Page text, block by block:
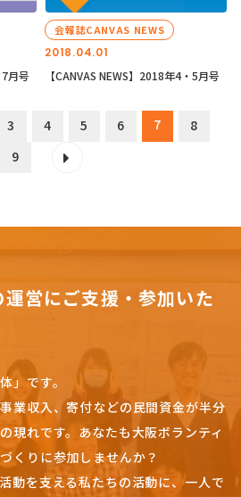
7月号
2018.04.01
会報誌CANVAS NEWS
【CANVAS NEWS】2018年4・5月号
3 4 5 6 7
8
9
運営にご支援・参加いた
」です。
業収入、寄付などの民間資金が半分
現れです。 あなたも大阪ボランティ
くりに参加しませんか？
動を支える私たちの活動に、一人で